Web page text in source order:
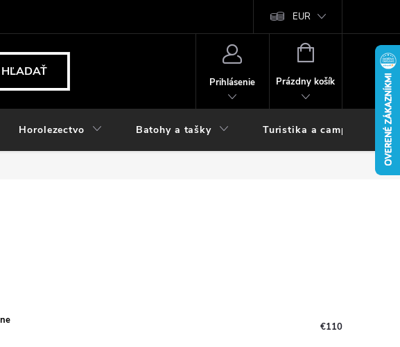
EUR
HĽADAŤ
Prihlásenie
NÁKUPNÝ
Prázdny košík
Horolezectvo Batohy a tašky Turistika a camping
€110